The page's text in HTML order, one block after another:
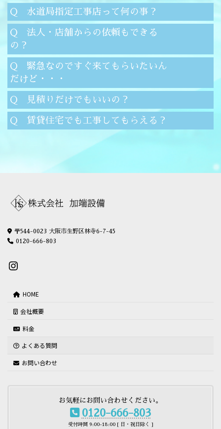
Q 水道局指定工事店って何の事？
Q 法人・店舗からの依頼もできる
の？
Q 緊急なのですぐ来てもらいたいん
だけど・・・
Q 見積りだけでもいいの？
Q 賃貸住宅でも工事してもらえる？
〒544-0023 大阪市生野区林寺6-7-45
0120-666-803
Instagram
HOME
会社概要
料金
よくある質問
お問い合わせ
お気軽にお問い合わせください。
0120-666-803
受付時間 9:00-18:00 [ 日・祝日除く ]